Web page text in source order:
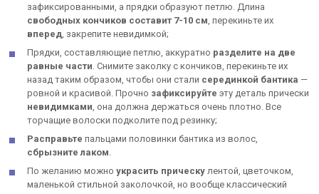
зафиксированными, а прядки образуют петлю. Длина
свободных кончиков составит 7-10 см, перекиньте их
вперед, закрепите невидимкой;
Прядки, составляющие петлю, аккуратно разделите на две
равные части. Снимите заколку с кончиков, перекиньте их
назад таким образом, чтобы они стали серединкой бантика —
ровной и красивой. Прочно зафиксируйте эту деталь прически
невидимками, она должна держаться очень плотно. Все
торчащие волоски подколите под резинку;
Расправьте пальцами половинки бантика из волос,
сбрызните лаком.
По желанию можноукрасить прическу лентой, цветочком,
маленькой стильной заколочкой, но вообще классический